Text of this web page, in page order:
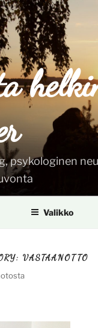
psykologinen
Valikko
VASTAANOTTO